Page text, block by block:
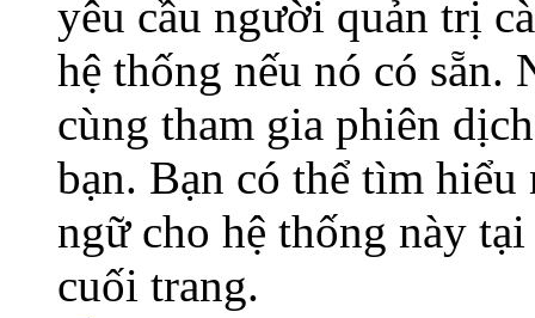
yêu cầu người quản trị
hệ thống nếu nó có sẵn.
cùng tham gia phiên
bạn. Bạn có thể tìm
ngữ cho hệ thống này
cuối trang.